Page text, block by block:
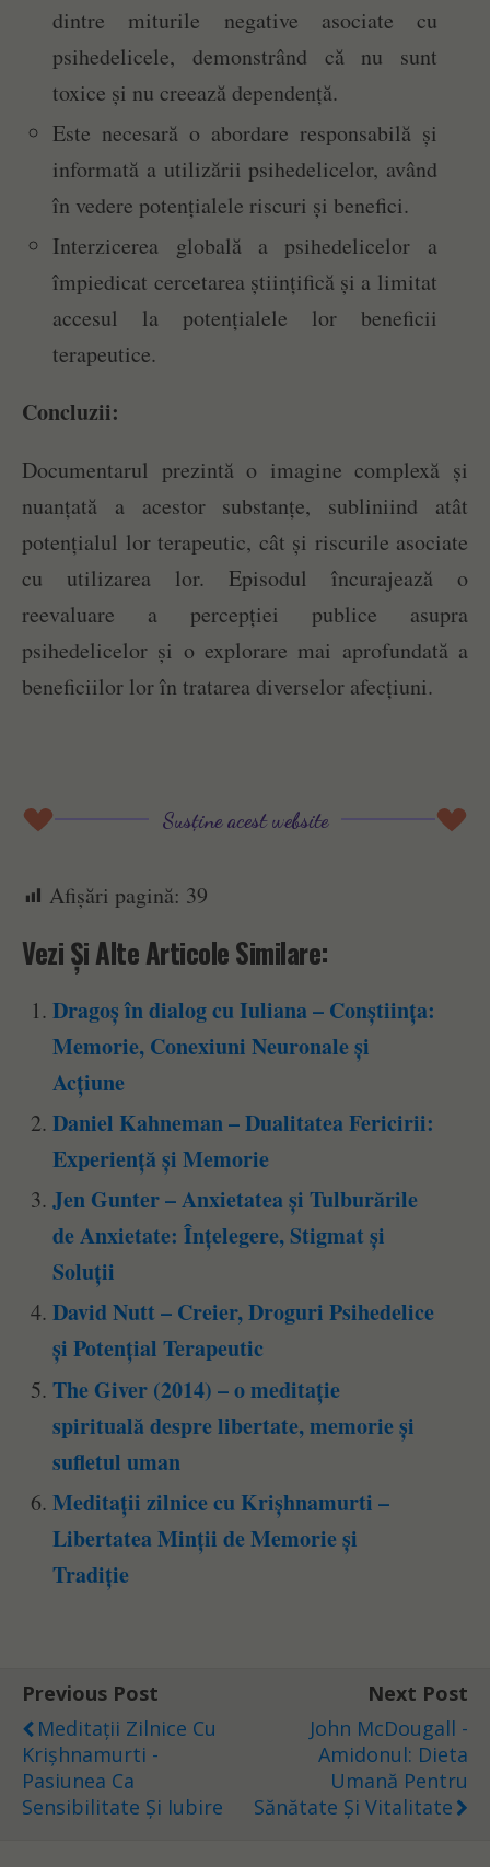
dintre miturile negative asociate cu
psihedelicele, demonstrând că nu sunt
toxice și nu creează dependență.
Este necesară o abordare responsabilă și
informată a utilizării psihedelicelor, având
în vedere potențialele riscuri și benefici.
Interzicerea globală a psihedelicelor a
împiedicat cercetarea științifică și a limitat
accesul la potențialele lor beneficii
terapeutice.
Concluzii:
Documentarul prezintă o imagine complexă și
nuanțată a acestor substanțe, subliniind atât
potențialul lor terapeutic, cât și riscurile asociate
cu utilizarea lor. Episodul încurajează o
reevaluare a percepției publice asupra
psihedelicelor și o explorare mai aprofundată a
beneficiilor lor în tratarea diverselor afecțiuni.
Susține acest website
Afișări pagină: 39
Vezi Și Alte Articole Similare:
Dragoș în dialog cu Iuliana – Conștiința:
Memorie, Conexiuni Neuronale și
Acțiune
Daniel Kahneman – Dualitatea Fericirii:
Experiență și Memorie
Jen Gunter – Anxietatea și Tulburările
de Anxietate: Înțelegere, Stigmat și
Soluții
David Nutt – Creier, Droguri Psihedelice
și Potențial Terapeutic
The Giver (2014) – o meditație
spirituală despre libertate, memorie și
sufletul uman
Meditații zilnice cu Krișhnamurti –
Libertatea Minții de Memorie și
Tradiție
Previous Post
Meditații Zilnice Cu
Krișhnamurti -
Pasiunea Ca
Sensibilitate Și Iubire
Next Post
John McDougall -
Amidonul: Dieta
Umană Pentru
Sănătate Și Vitalitate